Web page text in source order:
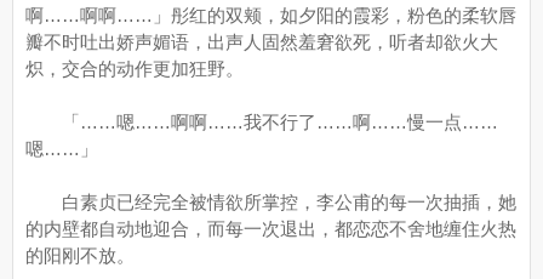
啊……啊啊……」彤红的双颊，如夕阳的霞彩，粉色的柔软唇
瓣不时吐出娇声媚语，出声人固然羞窘欲死，听者却欲火大
炽，交合的动作更加狂野。
「……嗯……啊啊……我不行了……啊……慢一点……
嗯……」
白素贞已经完全被情欲所掌控，李公甫的每一次抽插，她
的内壁都自动地迎合，而每一次退出，都恋恋不舍地缠住火热
的阳刚不放。